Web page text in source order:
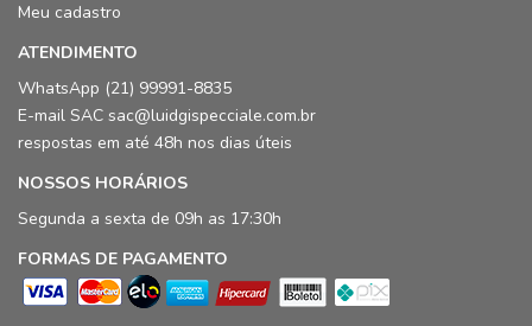
Meu cadastro
ATENDIMENTO
WhatsApp (21) 99991-8835
E-mail SAC sac@luidgispecciale.com.br
respostas em até 48h nos dias úteis
NOSSOS HORÁRIOS
Segunda a sexta de 09h as 17:30h
FORMAS DE PAGAMENTO